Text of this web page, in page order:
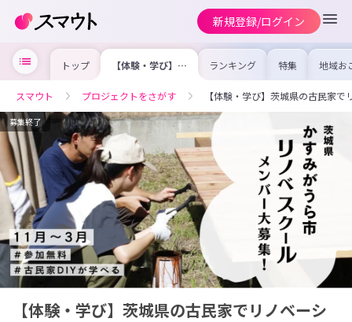
新規登録/ログイン
トップ 【体験・学び】茨
城県の古民家でリ
いて一緒に学びま
せんか？
ランキング 特集 地域お
の求
を集め
事内容
を比較
スマウト プロジェクトをさがす 【体験・学び】茨城県の古民家
募集終了
【体験・学び】茨城県の古民家でリノベーシ